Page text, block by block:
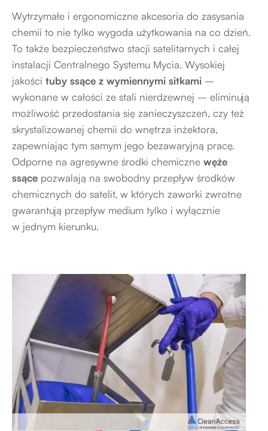
Wytrzymałe i ergonomiczne akcesoria do zasysania
chemii to nie tylko wygoda użytkowania na co dzień.
To także bezpieczeństwo stacji satelitarnych i całej
instalacji Centralnego Systemu Mycia. Wysokiej
jakości tuby ssące z wymiennymi sitkami –
wykonane w całości ze stali nierdzewnej – eliminują
możliwość przedostania się zanieczyszczeń, czy też
skrystalizowanej chemii do wnętrza inżektora,
zapewniając tym samym jego bezawaryjną pracę.
Odporne na agresywne środki chemiczne węże
ssące pozwalają na swobodny przepływ środków
chemicznych do satelit, w których zaworki zwrotne
gwarantują przepływ medium tylko i wyłącznie
w jednym kierunku.